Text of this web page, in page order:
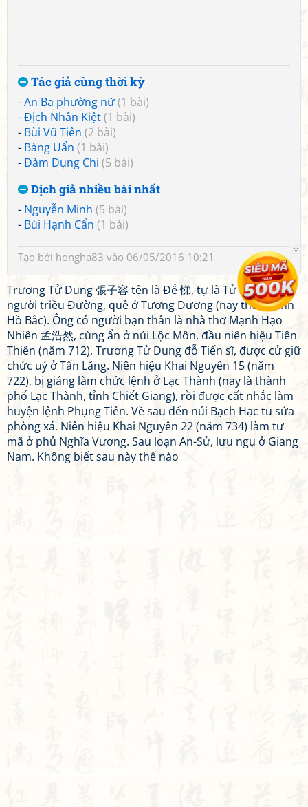
Tác giả cùng thời kỳ
-An Ba phường nữ(1 bài)
-Địch Nhân Kiệt(1 bài)
- Bùi Vũ Tiên (2 bài)
- Bàng Uẩn (1 bài)
-Đàm Dụng Chi (5 bài)
Dịch giả nhiều bài nhất
- Nguyễn Minh (5 bài)
- Bùi Hạnh Cẩn (1 bài)
Tạo bởi hongha83 vào 06/05/2016 10:21
Trương Tử Dung 張子容 tên là Đễ 悌, tự là Tử Dung 子容,
người triều Đường, quê ở Tương Dương (nay thuộc tỉnh
Hồ Bắc). Ông có người bạn thân là nhà thơ Mạnh Hạo
Nhiên 孟浩然, cùng ẩn ở núi Lộc Môn, đầu niên hiệu Tiên
Thiên (năm 712), Trương Tử Dung đỗ Tiến sĩ, được cử giữ
chức uý ở Tấn Lăng. Niên hiệu Khai Nguyên 15 (năm
722), bị giáng làm chức lệnh ở Lạc Thành (nay là thành
phố Lạc Thành, tỉnh Chiết Giang), rồi được cất nhắc làm
huyện lệnh Phụng Tiên. Về sau đến núi Bạch Hạc tu sửa
phòng xá. Niên hiệu Khai Nguyên 22 (năm 734) làm tư
mã ở phủ Nghĩa Vương. Sau loạn An-Sử, lưu ngụ ở Giang
Nam. Không biết sau này thế nào